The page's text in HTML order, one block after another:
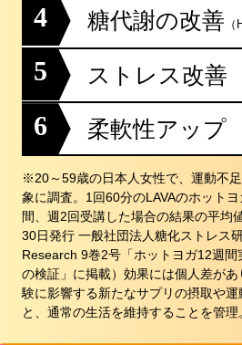
4 糖代謝の改善
5 ストレス改善
6 柔軟性アップ
※20～59歳の日本人女性で、運動不
象に調査。1回60分のLAVAのホット
間、週2回受講した場合の結果の平均
30日発行 一般社団法人糖化ストレス
Research 9巻2号「ホットヨガ12週
の検証」に掲載）効果には個人差が
験に影響する新たなサプリの摂取や運
と、通常の生活を維持することを管理